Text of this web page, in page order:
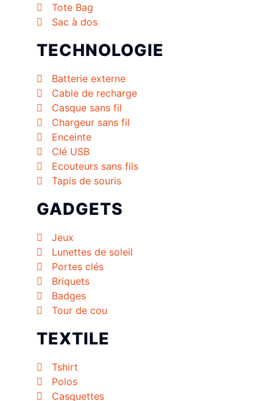
Tote Bag
Sac à dos
TECHNOLOGIE
Batterie externe
Cable de recharge
Casque sans fil
Chargeur sans fil
Enceinte
Clé USB
Ecouteurs sans fils
Tapis de souris
GADGETS
Jeux
Lunettes de soleil
Portes clés
Briquets
Badges
Tour de cou
TEXTILE
Tshirt
Polos
Casquettes